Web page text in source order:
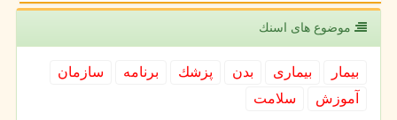
موضوع های اسنك
بیمار بیماری بدن پزشك برنامه
سازمان
آموزش
سلامت